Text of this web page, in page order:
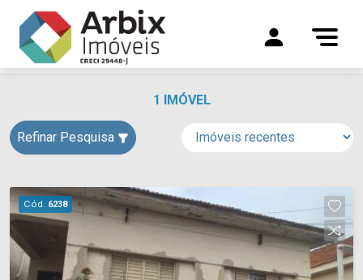
1 IMÓVEL
Refinar Pesquisa
Cód. 6238